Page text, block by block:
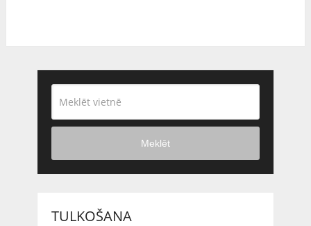
Meklēt
TULKOŠANA